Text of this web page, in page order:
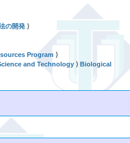
の開発 ⟩
Program ⟩
and Technology ⟩Biological